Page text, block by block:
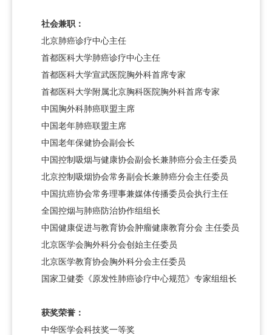
社会兼职：
北京肺癌诊疗中心主任
首都医科大学肺癌诊疗中心主任
首都医科大学宣武医院胸外科首席专家
首都医科大学附属北京胸科医院胸外科首席专家
中国胸外科肺癌联盟主席
中国老年肺癌联盟主席
中国老年保健协会副会长
中国控制吸烟与健康协会副会长兼肺癌分会主任委员
北京控制吸烟协会常务副会长兼肺癌分会主任委员
中国抗癌协会常务理事兼媒体传播委员会执行主任
全国控烟与肺癌防治协作组组长
中国健康促进与教育协会肿瘤健康教育分会 主任委员
北京医学会胸外科分会创始主任委员
北京医学教育协会胸外科分会主任委员
国家卫健委《原发性肺癌诊疗中心规范》专家组组长
获奖荣誉：
中华医学会科技奖一等奖